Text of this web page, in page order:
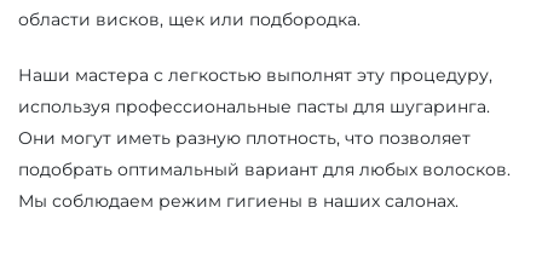
области висков, щек или подбородка.
Наши мастера с легкостью выполнят эту процедуру,
используя профессиональные пасты для шугаринга.
Они могут иметь разную плотность, что позволяет
подобрать оптимальный вариант для любых волосков.
Мы соблюдаем режим гигиены в наших салонах.